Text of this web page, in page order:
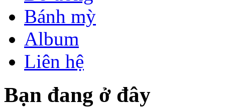
Bánh mỳ
Album
Liên hệ
Bạn đang ở đây